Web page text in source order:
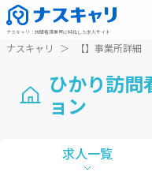
ナスキャリ ： 訪問看護業界に特化した求人サイト
ナスキャリ ＞ 【】事業所詳細
ひかり訪問
ョン
求人一覧